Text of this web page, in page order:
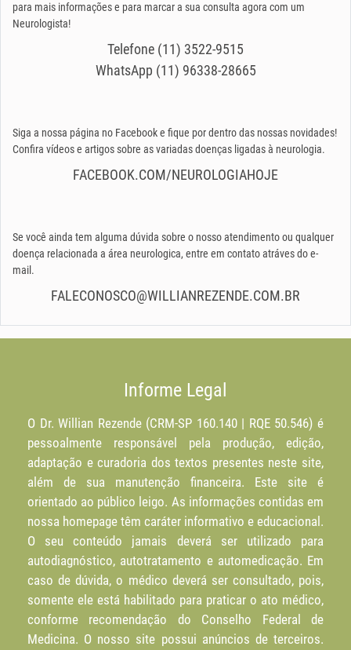
para mais informações e para marcar a sua consulta agora com um
Neurologista!
Telefone (11) 3522-9515
WhatsApp (11) 96338-28665
Siga a nossa página no Facebook e fique por dentro das nossas novidades!
Confira vídeos e artigos sobre as variadas doenças ligadas à neurologia.
FACEBOOK.COM/NEUROLOGIAHOJE
Se você ainda tem alguma dúvida sobre o nosso atendimento ou qualquer
doença relacionada a área neurologica, entre em contato atráves do e-
mail.
FALECONOSCO@WILLIANREZENDE.COM.BR
Informe Legal
O Dr. Willian Rezende (CRM-SP 160.140 | RQE 50.546) é
pessoalmente responsável pela produção, edição,
adaptação e curadoria dos textos presentes neste site,
além de sua manutenção financeira. Este site é
orientado ao público leigo. As informações contidas em
nossa homepage têm caráter informativo e educacional.
O seu conteúdo jamais deverá ser utilizado para
autodiagnóstico, autotratamento e automedicação. Em
caso de dúvida, o médico deverá ser consultado, pois,
somente ele está habilitado para praticar o ato médico,
conforme recomendação do Conselho Federal de
Medicina. O nosso site possui anúncios de terceiros.